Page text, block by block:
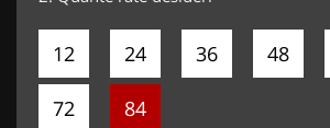
12 24 36 48
72 84